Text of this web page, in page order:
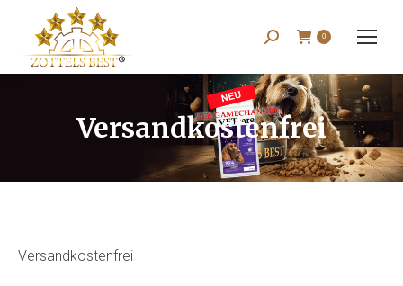
Search: 0
Versandkostenfrei
Versandkostenfrei